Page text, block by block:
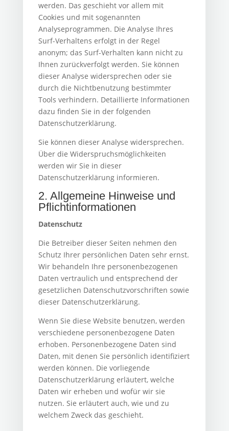
werden. Das geschieht vor allem mit
Cookies und mit sogenannten
Analyseprogrammen. Die Analyse Ihres
Surf-Verhaltens erfolgt in der Regel
anonym; das Surf-Verhalten kann nicht zu
Ihnen zurückverfolgt werden. Sie können
dieser Analyse widersprechen oder sie
durch die Nichtbenutzung bestimmter
Tools verhindern. Detaillierte Informationen
dazu finden Sie in der folgenden
Datenschutzerklärung.
Sie können dieser Analyse widersprechen.
Über die Widerspruchsmöglichkeiten
werden wir Sie in dieser
Datenschutzerklärung informieren.
2. Allgemeine Hinweise und
Pflichtinformationen
Datenschutz
Die Betreiber dieser Seiten nehmen den
Schutz Ihrer persönlichen Daten sehr ernst.
Wir behandeln Ihre personenbezogenen
Daten vertraulich und entsprechend der
gesetzlichen Datenschutzvorschriften sowie
dieser Datenschutzerklärung.
Wenn Sie diese Website benutzen, werden
verschiedene personenbezogene Daten
erhoben. Personenbezogene Daten sind
Daten, mit denen Sie persönlich identifiziert
werden können. Die vorliegende
Datenschutzerklärung erläutert, welche
Daten wir erheben und wofür wir sie
nutzen. Sie erläutert auch, wie und zu
welchem Zweck das geschieht.